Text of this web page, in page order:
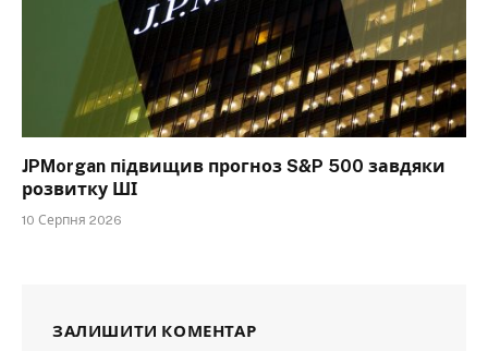
JPMorgan підвищив прогноз S&P 500 завдяки
розвитку ШІ
10 Серпня 2026
ЗАЛИШИТИ КОМЕНТАР